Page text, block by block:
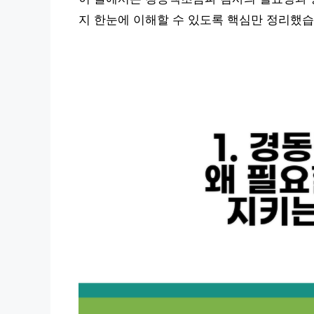
지 한눈에 이해할 수 있도록 핵심만 정리했